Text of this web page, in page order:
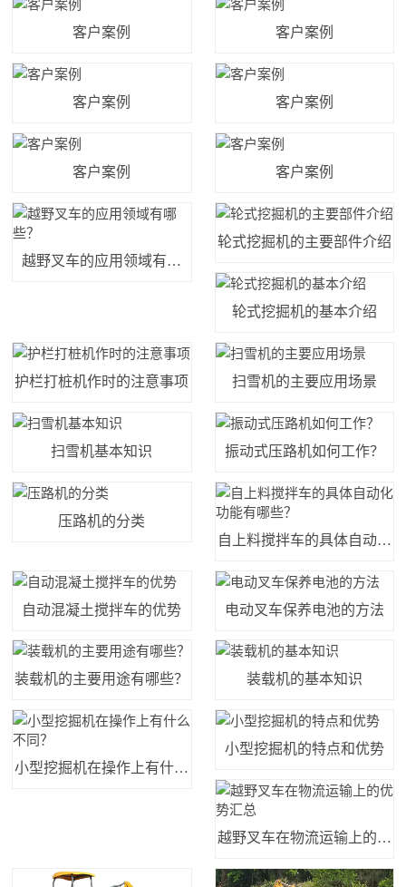
客户案例 客户案例
客户案例 客户案例
客户案例 客户案例
越野叉车的应用领域有哪
轮式挖掘机的主要部件介绍
轮式挖掘机的基本介绍
护栏打桩机作时的注意事项 扫雪机的主要应用场景
扫雪机基本知识 振动式压路机如何工作？
压路机的分类
自上料搅拌车的具体自动化
功能有哪些？
自动混凝土搅拌车的优势
电动叉车保养电池的方法
装载机的主要用途有哪些？ 装载机的基本知识
小型挖掘机在操作上有什么
小型挖掘机的特点和优势
越野叉车在物流运输上的优
势汇总